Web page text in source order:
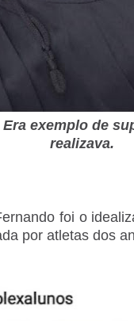
exemplo de
realizava.
foi o
por atletas dos